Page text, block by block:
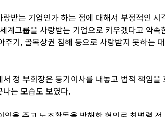
받는 기업인가 하는 점에 대해서 부정적인 시
계그룹을 사랑받는 기업으로 키우겠다고 약속
기, 골목상권 침해 등으로 사랑받지 못하는
정 부회장은 등기이사를 내놓고 법적 책임을
는 모습도 보였다.